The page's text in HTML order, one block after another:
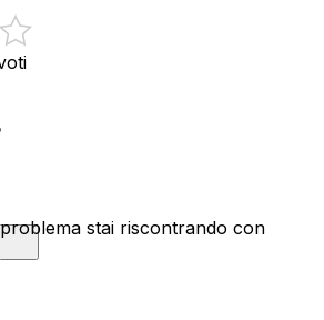
stai riscontrando con